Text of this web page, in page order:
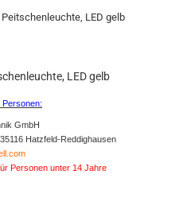
LED gelb
Personen:
GmbH
Hatzfeld-Reddighausen
Personen unter 14 Jahre